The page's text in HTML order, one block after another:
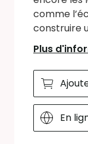
comme
construire
Plus
En